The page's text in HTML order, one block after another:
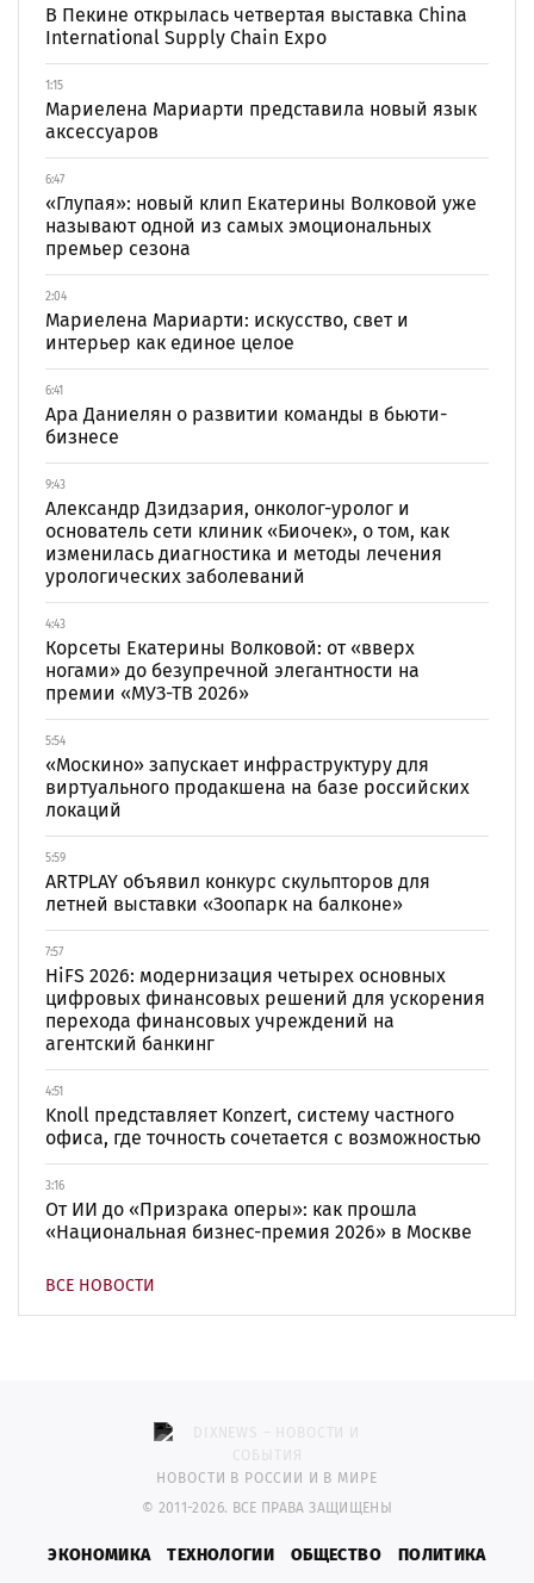
В Пекине открылась четвертая выставка China
International Supply Chain Expo
1:15
Мариелена Мариарти представила новый язык
аксессуаров
6:47
«Глупая»: новый клип Екатерины Волковой уже
называют одной из самых эмоциональных
премьер сезона
2:04
Мариелена Мариарти: искусство, свет и
интерьер как единое целое
6:41
Ара Даниелян о развитии команды в бьюти-
бизнесе
9:43
Александр Дзидзария, онколог-уролог и
основатель сети клиник «Биочек», о том, как
изменилась диагностика и методы лечения
урологических заболеваний
4:43
Корсеты Екатерины Волковой: от «вверх
ногами» до безупречной элегантности на
премии «МУЗ-ТВ 2026»
5:54
«Москино» запускает инфраструктуру для
виртуального продакшена на базе российских
локаций
5:59
ARTPLAY объявил конкурс скульпторов для
летней выставки «Зоопарк на балконе»
7:57
HiFS 2026: модернизация четырех основных
цифровых финансовых решений для ускорения
перехода финансовых учреждений на
агентский банкинг
4:51
Knoll представляет Konzert, систему частного
офиса, где точность сочетается с возможностью
3:16
От ИИ до «Призрака оперы»: как прошла
«Национальная бизнес-премия 2026» в Москве
ВСЕ НОВОСТИ
НОВОСТИ В РОССИИ И В МИРЕ
© 2011-2026. ВСЕ ПРАВА ЗАЩИЩЕНЫ
ЭКОНОМИКА ТЕХНОЛОГИИ ОБЩЕСТВО ПОЛИТИКА